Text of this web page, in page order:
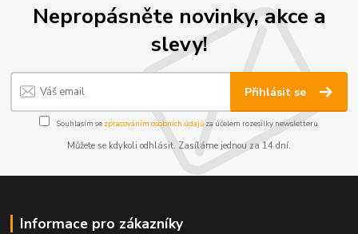
Nepropásněte novinky, akce a
slevy!
Přihlásit se
Souhlasím se zpracováním osobních údajůza účelem rozesílky newsletteru.
Můžete se kdykoli odhlásit. Zasíláme jednou za 14 dní.
Informace pro zákazníky